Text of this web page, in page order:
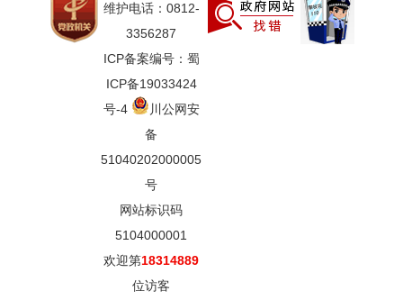
维护电话：0812-
3356287
ICP备案编号：蜀
ICP备19033424
号-4
川公网安
备
51040202000005
号
网站标识码
5104000001
欢迎第18314889
位访客